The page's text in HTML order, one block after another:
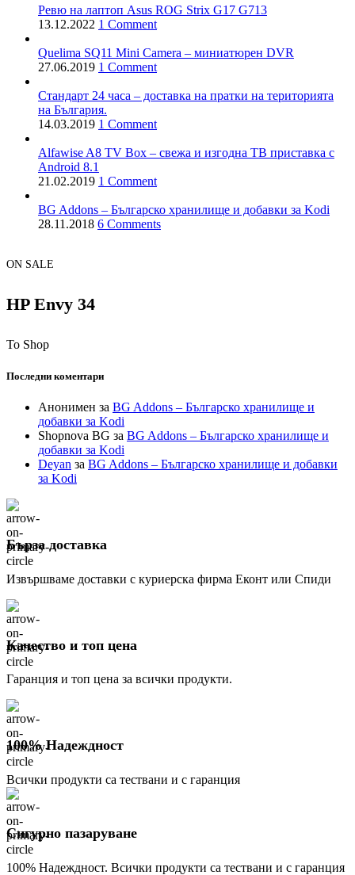
Ревю на лаптоп Asus ROG Strix G17 G713
13.12.2022 1 Comment
Quelima SQ11 Mini Camera – миниатюрен DVR
27.06.2019 1 Comment
Стандарт 24 часа – доставка на пратки на територията
на България.
14.03.2019 1 Comment
Alfawise A8 TV Box – свежа и изгодна ТВ приставка с
Android 8.1
21.02.2019 1 Comment
BG Addons – Българско хранилище и добавки за Kodi
28.11.2018 6 Comments
ON SALE
HP Envy 34
To Shop
Последни коментари
Анонимен за BG Addons – Българско хранилище и
добавки за Kodi
Shopnova BG за BG Addons – Българско хранилище и
добавки за Kodi
Deyan за BG Addons – Българско хранилище и добавки
за Kodi
Бърза доставка
Извършваме доставки с куриерска фирма Еконт или Спиди
Качество и топ цена
Гаранция и топ цена за всички продукти.
100% Надеждност
Всички продукти са тествани и с гаранция
Сигурно пазаруване
100% Надеждност. Всички продукти са тествани и с гаранция